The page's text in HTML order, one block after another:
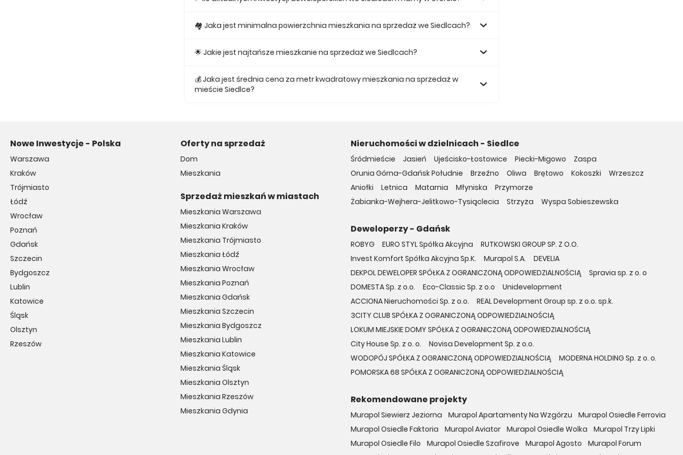
🏘 Jaka jest minimalna powierzchnia mieszkania na sprzedaż we Siedlcach?
🌟 Jakie jest najtańsze mieszkanie na sprzedaż we Siedlcach?
💰 Jaka jest średnia cena za metr kwadratowy mieszkania na sprzedaż w
mieście Siedlce?
Nowe Inwestycje - Polska
Warszawa
Kraków
Trójmiasto
Łódź
Wrocław
Poznań
Gdańsk
Szczecin
Bydgoszcz
Lublin
Katowice
Śląsk
Olsztyn
Rzeszów
Oferty na sprzedaż
Dom
Mieszkania
Sprzedaż mieszkań w miastach
Mieszkania Warszawa
Mieszkania Kraków
Mieszkania Trójmiasto
Mieszkania Łódź
Mieszkania Wrocław
Mieszkania Poznań
Mieszkania Gdańsk
Mieszkania Szczecin
Mieszkania Bydgoszcz
Mieszkania Lublin
Mieszkania Katowice
Mieszkania Śląsk
Mieszkania Olsztyn
Mieszkania Rzeszów
Mieszkania Gdynia
Nieruchomości w dzielnicach - Siedlce
Śródmieście Jasień Ujeścisko-Łostowice Piecki-Migowo
Zaspa
Orunia Górna-Gdańsk Południe
Brzeźno Oliwa Brętowo Kokoszki
Wrzeszcz
Aniołki
Letnica Matarnia Młyniska
Przymorze
Żabianka-Wejhera-Jelitkowo-Tysiąclecia
Strzyża Wyspa Sobieszewska
Deweloperzy - Gdańsk
ROBYG EURO STYL Spółka Akcyjna
RUTKOWSKI GROUP SP. Z O.O.
Invest Komfort Spółka Akcyjna Sp.K.
Murapol S.A.
DEVELIA
DEKPOL DEWELOPER SPÓŁKA Z OGRANICZONĄ ODPOWIEDZIALNOŚCIĄ
Spravia sp. z o. o
DOMESTA Sp. z o.o.
Eco-Classic Sp. z o.o
Unidevelopment
ACCIONA Nieruchomości Sp. z o.o.
REAL Development Group sp. z o.o. sp.k.
3CITY CLUB SPÓŁKA Z OGRANICZONĄ ODPOWIEDZIALNOŚCIĄ
LOKUM MIEJSKIE DOMY SPÓŁKA Z OGRANICZONĄ ODPOWIEDZIALNOŚCIĄ
City House Sp. z o. o.
Novisa Development Sp. z o.o.
WODOPÓJ SPÓŁKA Z OGRANICZONĄ ODPOWIEDZIALNOŚCIĄ
MODERNA HOLDING Sp. z o. o.
POMORSKA 68 SPÓŁKA Z OGRANICZONĄ ODPOWIEDZIALNOŚCIĄ
Rekomendowane projekty
Murapol Siewierz Jeziorna Murapol Apartamenty Na Wzgórzu
Murapol Osiedle Ferrovia
Murapol Osiedle Faktoria
Murapol Aviator Murapol Osiedle Wolka
Murapol Trzy Lipki
Murapol Osiedle Filo
Murapol Osiedle Szafirove Murapol Agosto
Murapol Forum